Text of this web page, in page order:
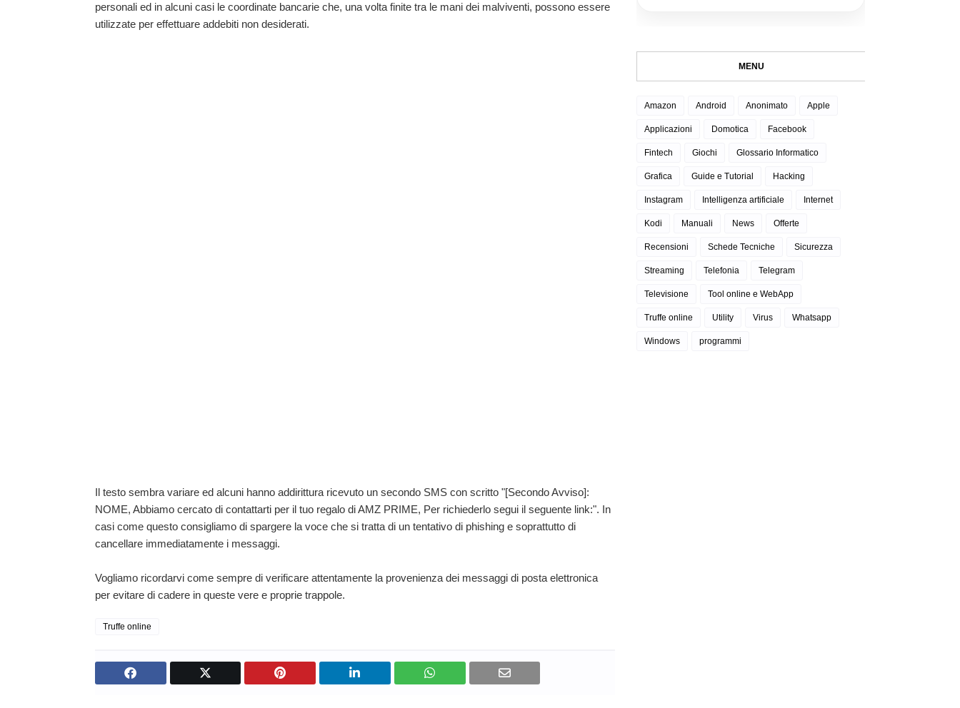
personali ed in alcuni casi le coordinate bancarie che, una volta finite tra le mani dei malviventi, possono essere
utilizzate per effettuare addebiti non desiderati.
Il testo sembra variare ed alcuni hanno addirittura ricevuto un secondo SMS con scritto "[Secondo Avviso]:
NOME, Abbiamo cercato di contattarti per il tuo regalo di AMZ PRIME, Per richiederlo segui il seguente link:". In
casi come questo consigliamo di spargere la voce che si tratta di un tentativo di phishing e soprattutto di
cancellare immediatamente i messaggi.
Vogliamo ricordarvi come sempre di verificare attentamente la provenienza dei messaggi di posta elettronica
per evitare di cadere in queste vere e proprie trappole.
Truffe online
MENU
Amazon Android Anonimato Apple
Applicazioni Domotica Facebook
Fintech Giochi Glossario Informatico
Grafica Guide e Tutorial Hacking
Instagram Intelligenza artificiale Internet
Kodi Manuali News Offerte
Recensioni Schede Tecniche Sicurezza
Streaming Telefonia Telegram
Televisione Tool online e WebApp
Truffe online Utility Virus Whatsapp
Windows programmi